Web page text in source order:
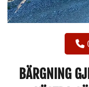
BÄRGNING